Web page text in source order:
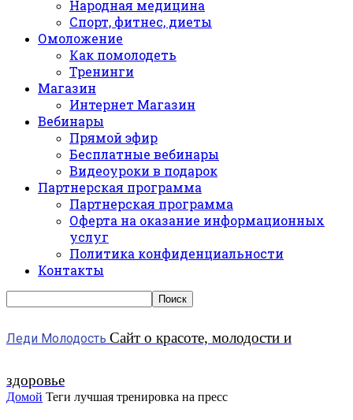
Народная медицина
Спорт, фитнес, диеты
Омоложение
Как помолодеть
Тренинги
Магазин
Интернет Магазин
Вебинары
Прямой эфир
Бесплатные вебинары
Видеоуроки в подарок
Партнерская программа
Партнерская программа
Оферта на оказание информационных
услуг
Политика конфиденциальности
Контакты
Леди Молодость Сайт о красоте, молодости и
здоровье
Домой Теги лучшая тренировка на пресс